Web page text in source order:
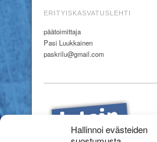
Hallinnoi evästeiden
ERITYISKASVATUSLEHTI
päätoimittaja
Pasi Luukkainen
paskrilu@gmail.com